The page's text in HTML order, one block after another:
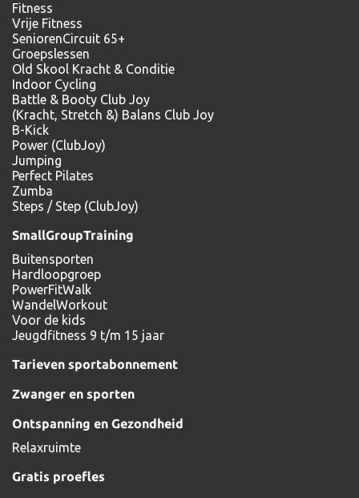
Fitness
Vrije Fitness
SeniorenCircuit 65+
Groepslessen
Old Skool Kracht & Conditie
Indoor Cycling
Battle & Booty Club Joy
(Kracht, Stretch &) Balans Club Joy
B-Kick
Power (ClubJoy)
Jumping
Perfect Pilates
Zumba
Steps / Step (ClubJoy)
SmallGroupTraining
Buitensporten
Hardloopgroep
PowerFitWalk
WandelWorkout
Voor de kids
Jeugdfitness 9 t/m 15 jaar
Tarieven sportabonnement
Zwanger en sporten
Ontspanning en Gezondheid
Relaxruimte
Gratis proefles